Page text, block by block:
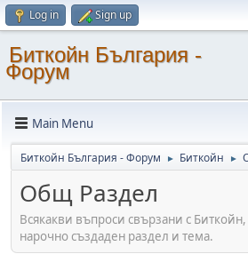
Log in Sign up
Биткойн България -
Форум
Main Menu
Биткойн България - Форум ► Биткойн ►
Общ Раздел
Всякакви въпроси свързани с
нарочно създаден раздел и тема.